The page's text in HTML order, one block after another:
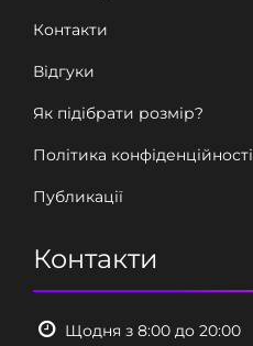
Контакти
Відгуки
Як підібрати розмір?
Політика конфіденційності
Публикації
Контакти
Щодня з 8:00 до 20:00